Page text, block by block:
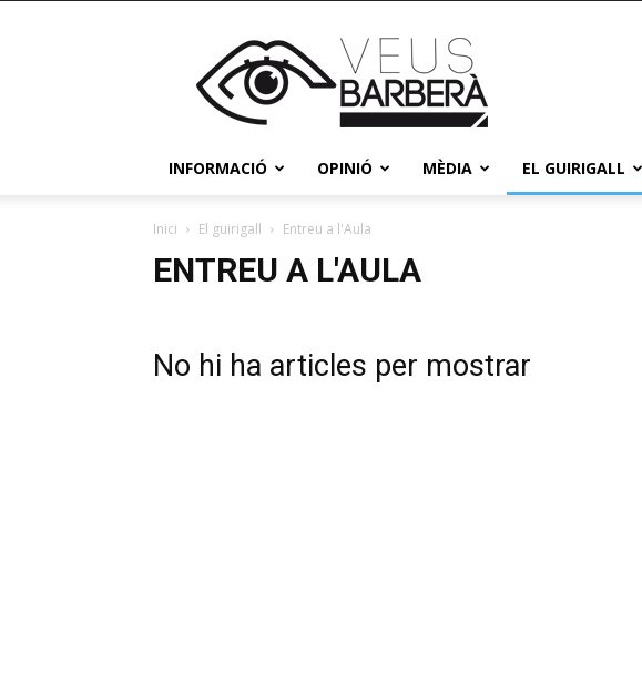
Veus
Barberà
INFORMACIÓ OPINIÓ MÈDIA EL GUIRIGALL
Inici El guirigall Entreu a l'Aula
ENTREU A L'AULA
No hi ha articles per mostrar